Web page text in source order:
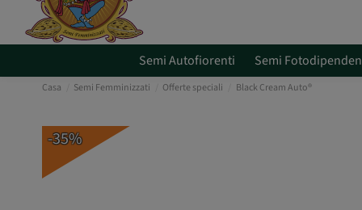
Semi Autofiorenti Semi
Casa Semi Femminizzati Offerte speciali Black Cream Auto®
-35%